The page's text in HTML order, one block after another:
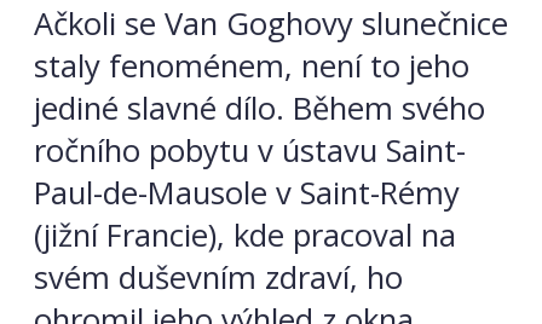
Ačkoli se Van Goghovy slunečnice
staly fenoménem, není to jeho
jediné slavné dílo. Během svého
ročního pobytu v ústavu Saint-
Paul-de-Mausole v Saint-Rémy
(jižní Francie), kde pracoval na
svém duševním zdraví, ho